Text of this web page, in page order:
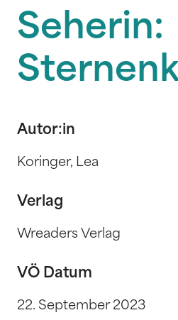
Seherin:
Autor:in
Koringer, Lea
Verlag
Wreaders Verlag
VÖ Datum
22. September 2023